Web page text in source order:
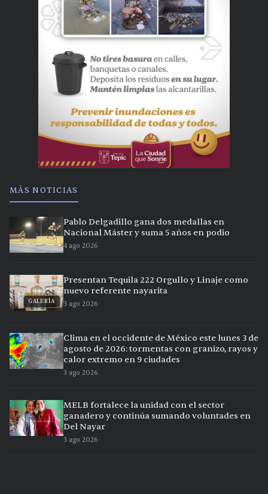
MÁS NOTICIAS
Pablo Delgadillo gana dos medallas en
Nacional Máster y suma 5 años en podio
4 ago 2026
GALERÍA
Presentan Tequila 222 Orgullo y Linaje como
nuevo referente nayarita
3 ago 2026
Clima en el occidente de México este lunes 3 de
agosto de 2026: tormentas con granizo, rayos y
calor extremo en 9 ciudades
3 ago 2026
MELB fortalece la unidad con el sector
ganadero y continúa sumando voluntades en
Del Nayar
3 ago 2026